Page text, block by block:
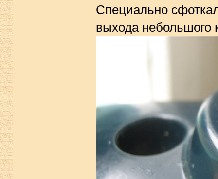
Специально
выхода небольшого